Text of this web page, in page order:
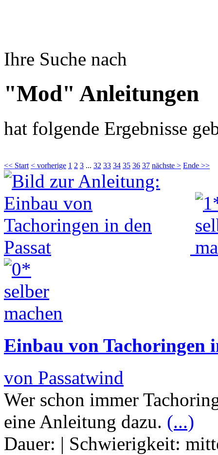
Ihre Suche nach
"Mod" Anleitungen
hat folgende Ergebnisse
<< Start < vorherige 1 2 3 ... 32 33 34 35 36 37 nächste > Ende >>
Einbau von Tachoringen
von Passatwind
Wer schon immer
eine Anleitung dazu. (...)
Dauer: | Schwierigkeit: